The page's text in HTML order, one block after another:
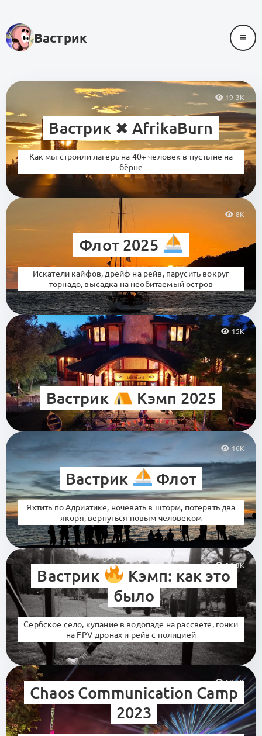
Вастрик ≡
19.3K
Вастрик ✖︎ AfrikaBurn
Как мы строили лагерь на 40+ человек в пустыне на
бёрне
8K
Флот 2025
Искатели кайфов, дрейф на рейв, парусить вокруг
торнадо, высадка на необитаемый остров
15K
Вастрик Кэмп 2025
16K
Вастрик Флот
Яхтить по Адриатике, ночевать в шторм, потерять два
якоря, вернуться новым человеком
26.3K
Вастрик
Кэмп: как это
было
Сербское село, купание в водопаде на рассвете, гонки
на FPV-дронах и рейв с полицией
60.6K
Chaos Communication Camp
2023